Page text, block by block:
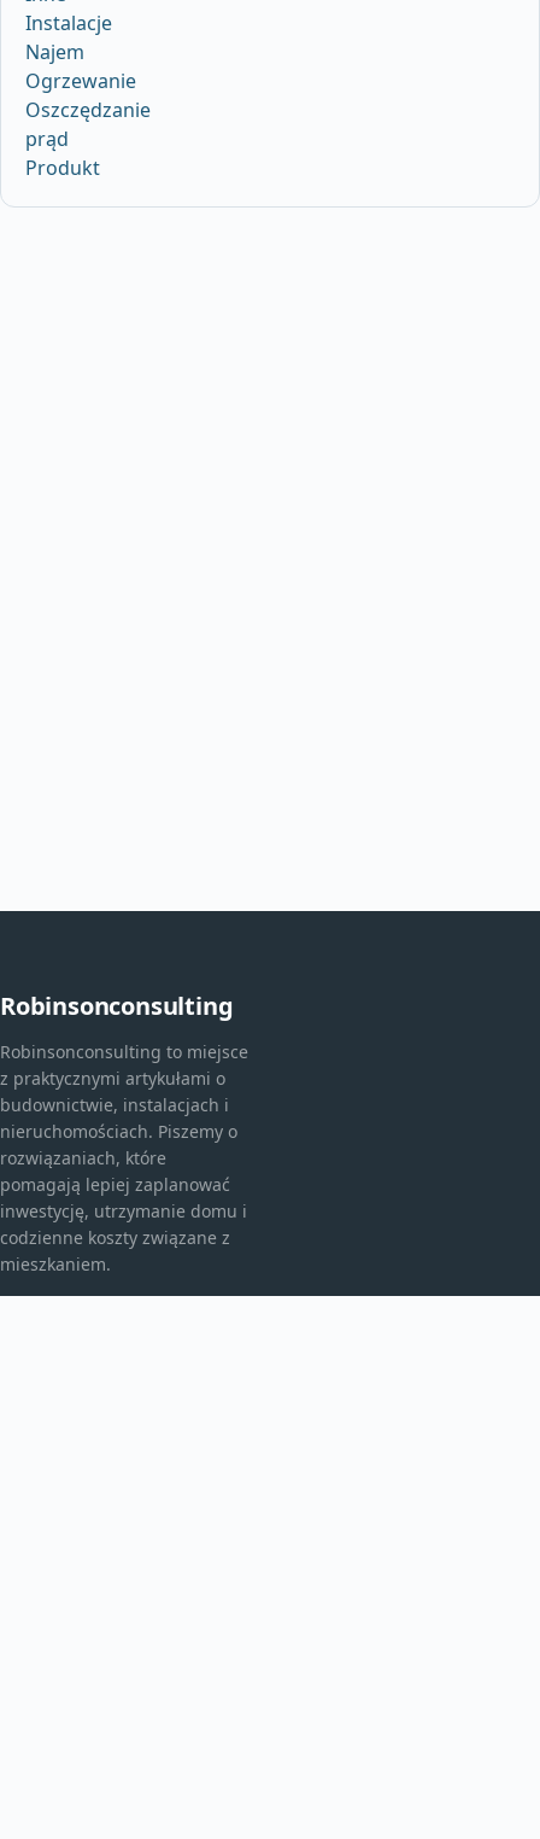
Instalacje
Najem
Ogrzewanie
Oszczędzanie
prąd
Produkt
Robinsonconsulting
Robinsonconsulting to miejsce
z praktycznymi artykułami o
budownictwie, instalacjach i
nieruchomościach. Piszemy o
rozwiązaniach, które
pomagają lepiej zaplanować
inwestycję, utrzymanie domu i
codzienne koszty związane z
mieszkaniem.